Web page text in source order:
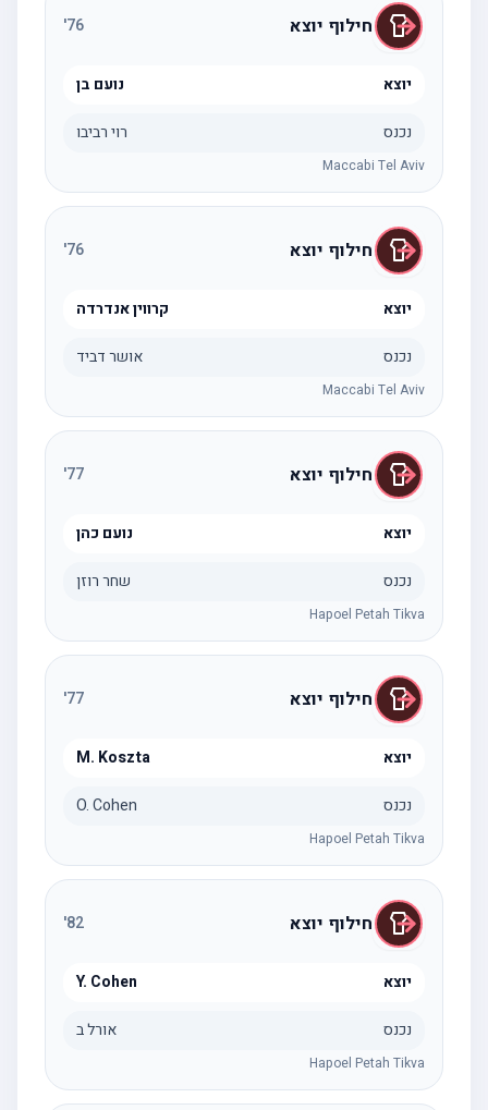
חילוף יוצא 76
'
יוצא נועם בן
נכנס רוי רביבו
Maccabi Tel Aviv
חילוף יוצא 76
'
יוצא קרווין אנדרדה
נכנס אושר דביד
Maccabi Tel Aviv
חילוף יוצא 77
'
יוצא נועם כהן
נכנס שחר רוזן
Hapoel Petah Tikva
חילוף יוצא 77
'
יוצא M. Koszta
נכנס O. Cohen
Hapoel Petah Tikva
חילוף יוצא 82
'
יוצא Y. Cohen
נכנס אורל ב
Hapoel Petah Tikva